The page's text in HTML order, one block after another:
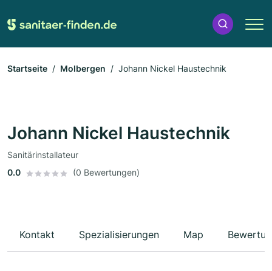
Startseite Molbergen Johann Nickel Haustechnik
Johann Nickel Haustechnik
Sanitärinstallateur
0.0
(0 Bewertungen)
Kontakt Spezialisierungen Map